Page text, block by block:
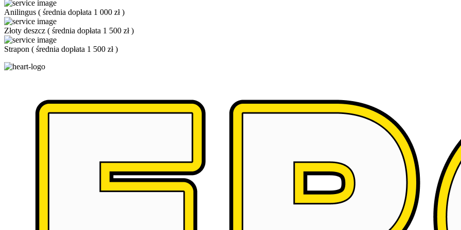
Anilingus ( średnia dopłata 1 000 zł)
Złoty deszcz ( średnia dopłata 1 500 zł)
Strapon ( średnia dopłata 1 500 zł)